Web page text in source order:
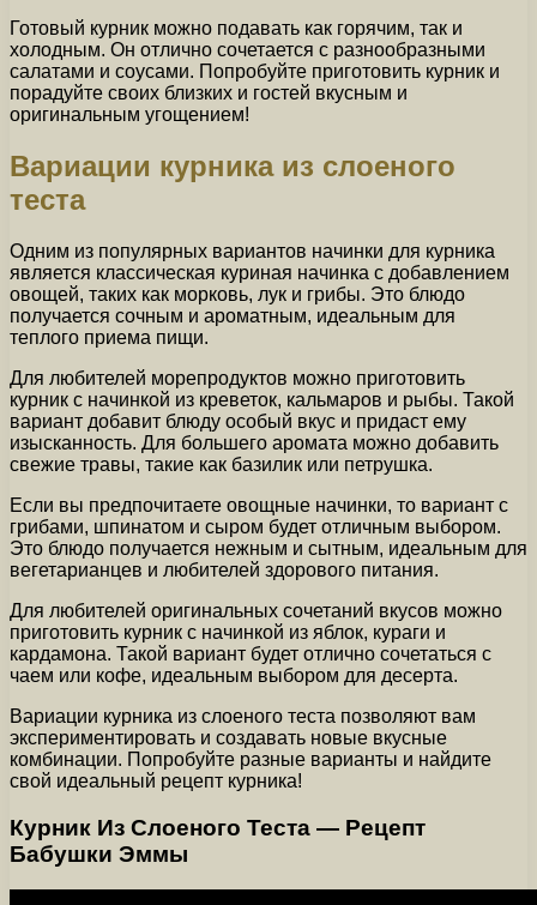
Готовый курник можно подавать как горячим, так и
холодным. Он отлично сочетается с разнообразными
салатами и соусами. Попробуйте приготовить курник и
порадуйте своих близких и гостей вкусным и
оригинальным угощением!
Вариации курника из слоеного
теста
Одним из популярных вариантов начинки для курника
является классическая куриная начинка с добавлением
овощей, таких как морковь, лук и грибы. Это блюдо
получается сочным и ароматным, идеальным для
теплого приема пищи.
Для любителей морепродуктов можно приготовить
курник с начинкой из креветок, кальмаров и рыбы. Такой
вариант добавит блюду особый вкус и придаст ему
изысканность. Для большего аромата можно добавить
свежие травы, такие как базилик или петрушка.
Если вы предпочитаете овощные начинки, то вариант с
грибами, шпинатом и сыром будет отличным выбором.
Это блюдо получается нежным и сытным, идеальным для
вегетарианцев и любителей здорового питания.
Для любителей оригинальных сочетаний вкусов можно
приготовить курник с начинкой из яблок, кураги и
кардамона. Такой вариант будет отлично сочетаться с
чаем или кофе, идеальным выбором для десерта.
Вариации курника из слоеного теста позволяют вам
экспериментировать и создавать новые вкусные
комбинации. Попробуйте разные варианты и найдите
свой идеальный рецепт курника!
Курник Из Слоеного Теста — Рецепт
Бабушки Эммы